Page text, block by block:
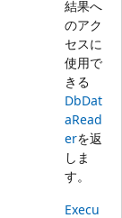
結果へ
のアク
セスに
使用で
きる
DbDat
aRead
erを返
しま
す。
Execu